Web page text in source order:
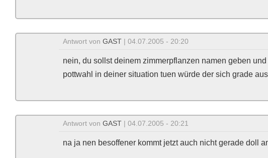
Antwort von GAST | 04.07.2005 - 20:20
nein, du sollst deinem zimmerpflanzen namen geben
pottwahl in deiner situation tuen würde der sich grade
Antwort von GAST | 04.07.2005 - 20:21
na ja nen besoffener kommt jetzt auch nicht gerade doll